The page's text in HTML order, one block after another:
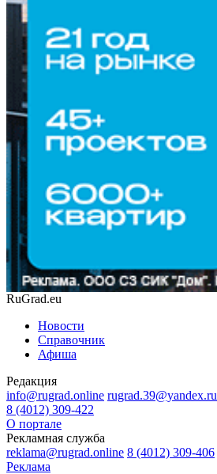
RuGrad.eu
Новости
Справочник
Афиша
Редакция
info@rugrad.online rugrad.39@yandex.ru
8 (4012) 309-422
О портале
Рекламная служба
reklama@rugrad.online 8 (4012) 309-406
Реклама